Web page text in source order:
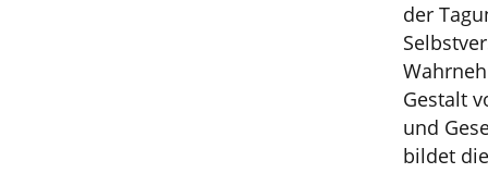
der
Gestalt
und
bildet